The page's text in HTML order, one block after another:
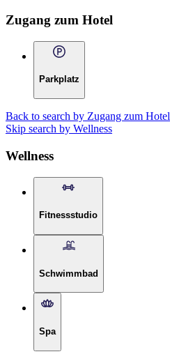
Zugang zum Hotel
Parkplatz
Back to search by Zugang zum Hotel
Skip search by Wellness
Wellness
Fitnessstudio
Schwimmbad
Spa